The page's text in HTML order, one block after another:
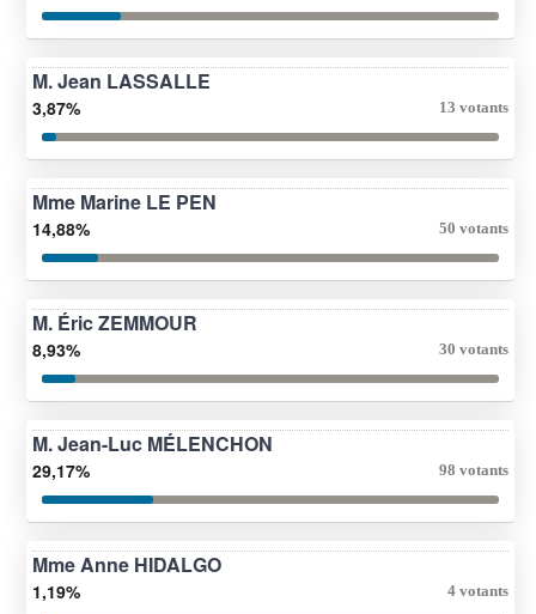
M. Jean LASSALLE
3,87% 13 votants
Mme Marine LE PEN
14,88% 50 votants
M. Éric ZEMMOUR
8,93% 30 votants
M. Jean-Luc MÉLENCHON
29,17% 98 votants
Mme Anne HIDALGO
1,19% 4 votants